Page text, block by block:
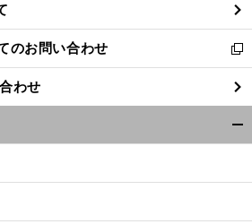
で
開
く
のお問い合わせ
新
し
い
ウ
ィ
ン
ウ
わせ